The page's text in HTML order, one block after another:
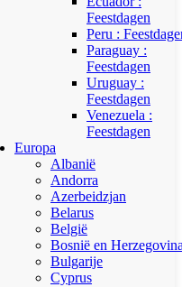
Feestdagen
Peru :
Paraguay :
Feestdagen
Uruguay :
Feestdagen
Venezuela :
Feestdagen
Europa
Albanië
Andorra
Azerbeidzjan
Belarus
België
Bosnië en
Bulgarije
Cyprus